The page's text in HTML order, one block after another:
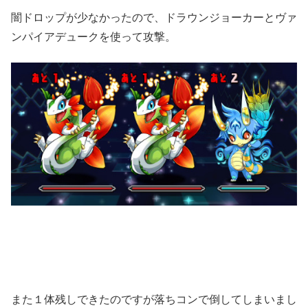
闇ドロップが少なかったので、ドラウンジョーカーとヴァ
ンパイアデュークを使って攻撃。
また１体残しできたのですが落ちコンで倒してしまいまし